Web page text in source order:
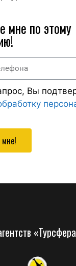
мне по этому
Вы
мне!